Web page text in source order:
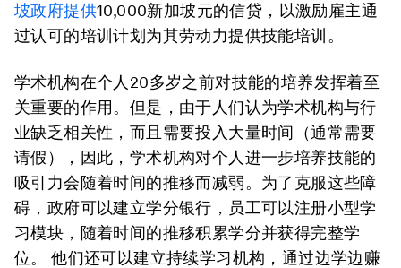
坡政府提供10,000新加坡元的信贷，以激励雇主通
过认可的培训计划为其劳动力提供技能培训。
学术机构在个人20多岁之前对技能的培养发挥着至
关重要的作用。但是，由于人们认为学术机构与行
业缺乏相关性，而且需要投入大量时间（通常需要
请假），因此，学术机构对个人进一步培养技能的
吸引力会随着时间的推移而减弱。为了克服这些障
碍，政府可以建立学分银行，员工可以注册小型学
习模块，随着时间的推移积累学分并获得完整学
位。
他们还可以建立持续学习机构，通过边学边赚